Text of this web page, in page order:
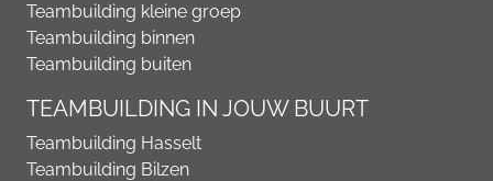
Teambuilding kleine groep
Teambuilding binnen
Teambuilding buiten
TEAMBUILDING IN JOUW BUURT
Teambuilding Hasselt
Teambuilding Bilzen